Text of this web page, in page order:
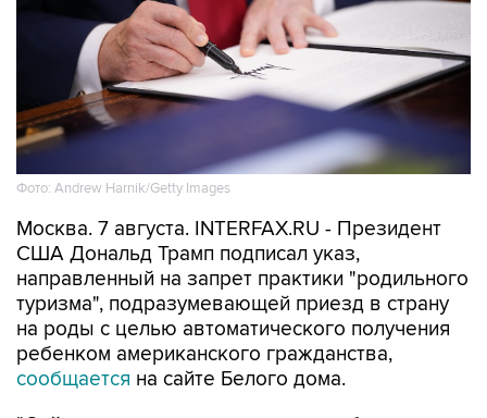
Фото: Andrew Harnik/Getty Images
Москва. 7 августа. INTERFAX.RU - Президент
США Дональд Трамп подписал указ,
направленный на запрет практики "родильного
туризма", подразумевающей приезд в страну
на роды с целью автоматического получения
ребенком американского гражданства,
сообщается на сайте Белого дома.